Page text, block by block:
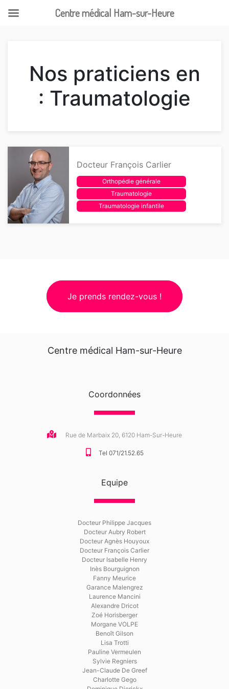
Nos praticiens en
: Traumatologie
Docteur François Carlier
Orthopédie générale
Traumatologie
Traumatologie infantile
Je prends rendez-vous !
Centre médical Ham-sur-Heure
Coordonnées
Rue de Marbaix 20, 6120 Ham-Sur-Heure
Tel 071/21.52.65
Equipe
Docteur Philippe Jacques
Docteur Aubry Robert
Docteur Agnès Houyoux
Docteur François Carlier
Docteur Isabelle Henry
Inès Bourguignon
Fanny Meurice
Garance Malengrez
Laurence Mancini
Alexandre Dricot
Zoé Horisberger
Morgane VOLPE
Benoît Gilson
Lisa Trotti
Pauline Vermeulen
Sylvie Regniers
Jean-Claude De Greef
Charlotte Gego
Centre médical Ham-sur-Heure